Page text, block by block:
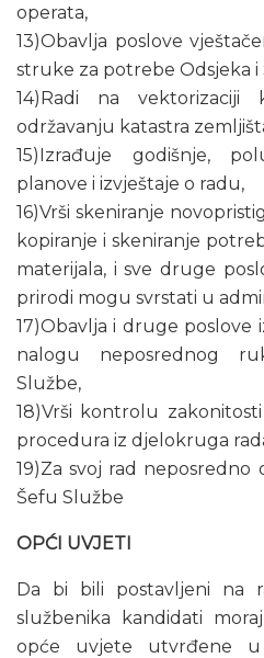
operata,
13)Obavlja poslove
struke za potrebe Odsjeka i
14)Radi na vektorizaciji
održavanju katastra
15)Izrađuje godišnje,
planove i izvještaje o radu,
16)Vrši skeniranje
kopiranje i skeniranje
materijala, i sve druge
prirodi mogu svrstati u
17)Obavlja i druge poslove
nalogu neposrednog
Službe,
18)Vrši kontrolu
procedura iz djelokruga
19)Za svoj rad neposredno
Šefu Službe
OPĆI UVJETI
Da bi bili postavljeni na
službenika kandidati
opće uvjete utvrđene